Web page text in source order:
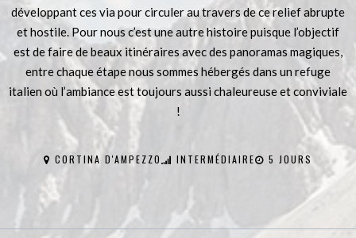
développant ces via pour circuler au travers de ce relief abrupte
et hostile. Pour nous c’est une autre histoire puisque l’objectif
est de faire de beaux itinéraires avec des panoramas magiques,
entre chaque étape nous sommes hébergés dans un refuge
italien où l’ambiance est toujours aussi chaleureuse et conviviale
!
CORTINA D'AMPEZZO INTERMÉDIAIRE 5 JOURS